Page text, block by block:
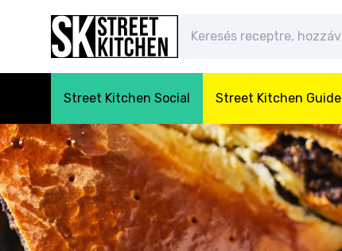
Street Kitchen Social Street Kitchen Guide